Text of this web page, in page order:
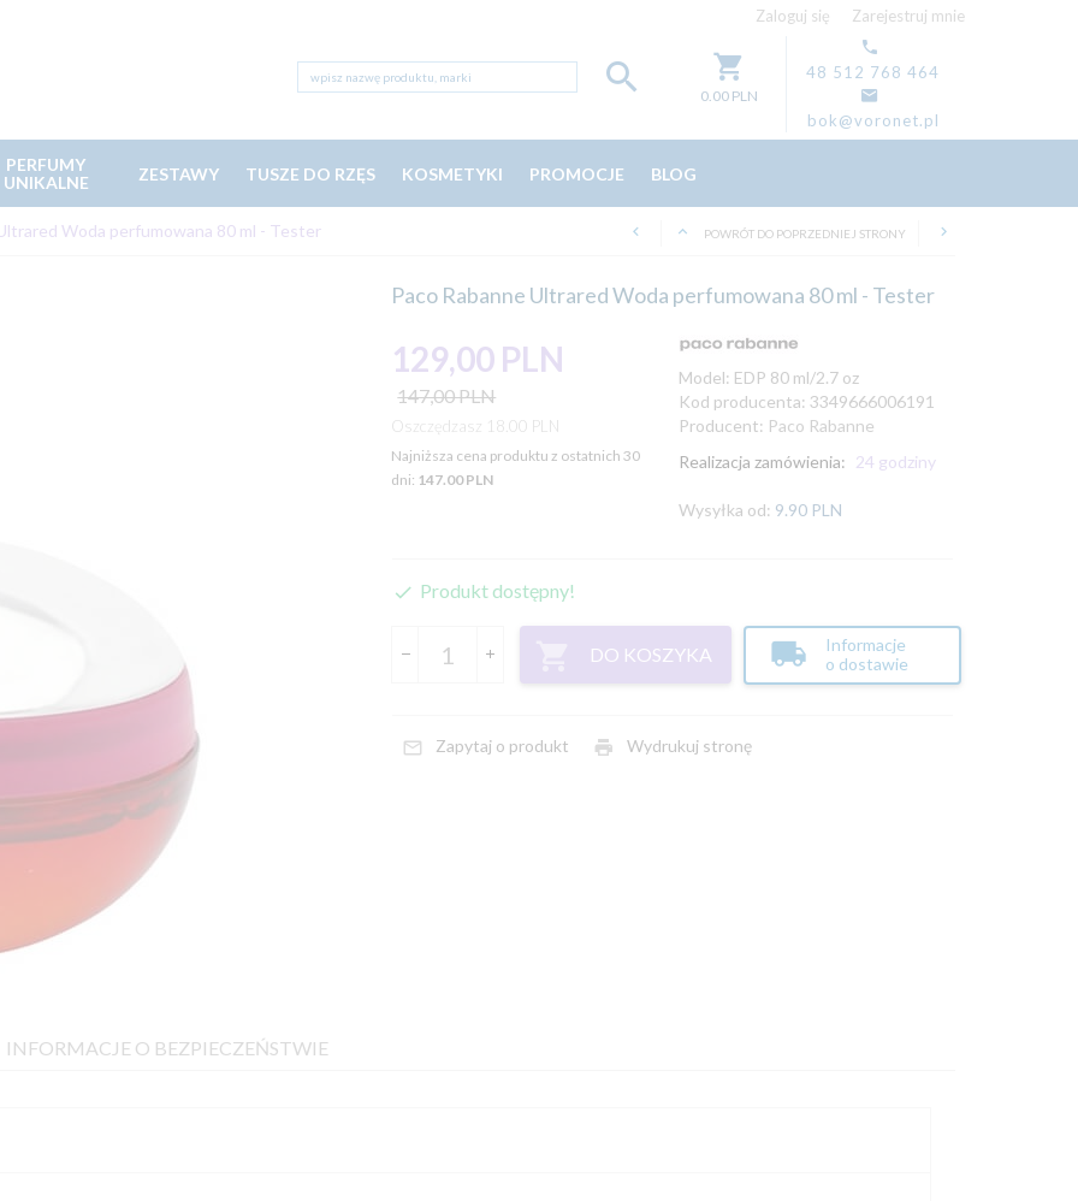
Zaloguj się Zarejestruj mnie
0.00PLN
48 512 768 464
bok@voronet.pl
PERFUMY
UNIKALNE
ZESTAWY TUSZE DO RZĘS KOSMETYKI PROMOCJE BLOG
Woda perfumowana 80 ml - Tester POWRÓT DO POPRZEDNIEJ STRONY
Paco Rabanne Ultrared Woda perfumowana 80 ml - Tester
129,00 PLN
147,00 PLN
Oszczędzasz 18.00 PLN
Najniższa cena produktu z ostatnich 30
dni: 147.00 PLN
Model: EDP 80 ml/2.7 oz
Kod producenta:3349666006191
Producent: Paco Rabanne
Realizacja zamówienia: 24 godziny
Wysyłka od: 9.90 PLN
Produkt dostępny!
DO KOSZYKA
Informacje
o dostawie
Zapytaj o produkt Wydrukuj stronę
INFORMACJE O BEZPIECZEŃSTWIE
informacje o opakowaniu produktu i mogą dostarczać kluczowych informacji dotyczących bezpieczeństwa konkretnego